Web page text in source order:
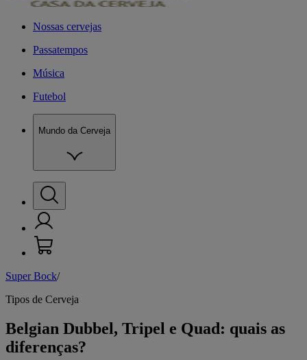
Nossas cervejas
Passatempos
Música
Futebol
Mundo da Cerveja
Super Bock/
Tipos de Cerveja
Belgian Dubbel, Tripel e Quad: quais as
diferenças?